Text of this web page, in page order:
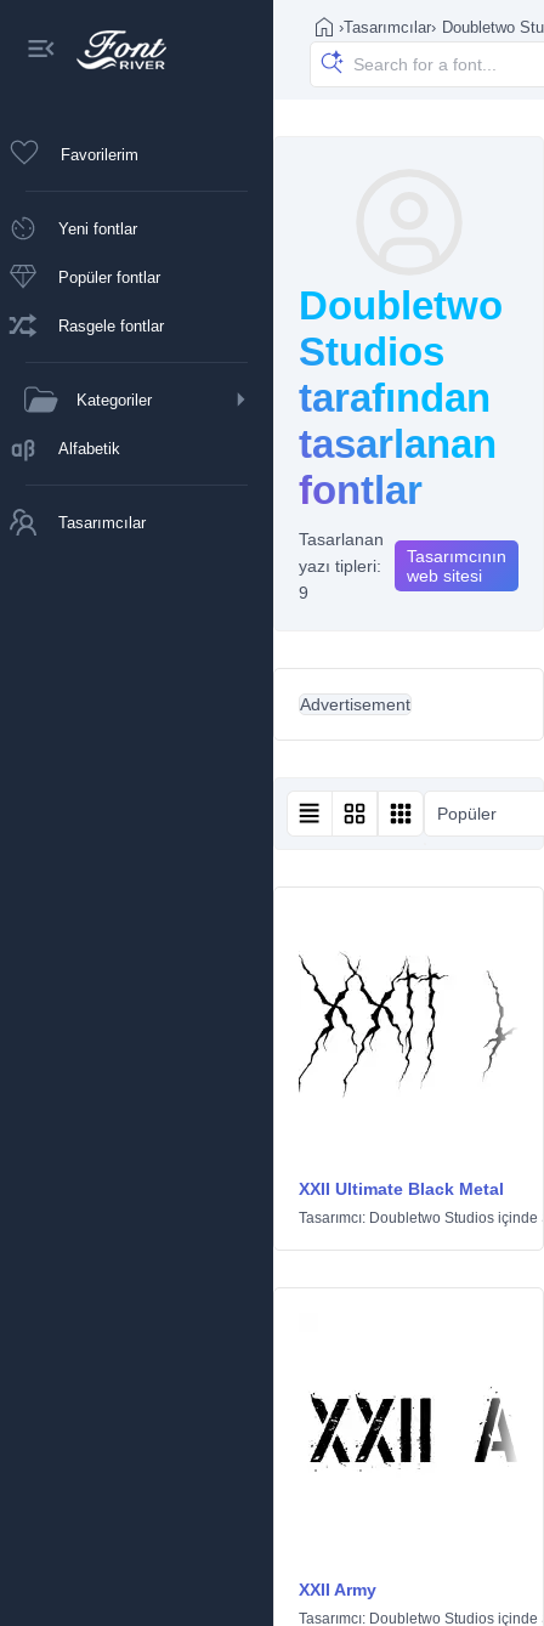
Favorilerim
Yeni fontlar
Popüler fontlar
Rasgele fontlar
Kategoriler
Alfabetik
Tasarımcılar
›Tasarımcılar› Doubletwo
Doubletwo
Studios
tarafından
tasarlanan
fontlar
Tasarlanan
yazı tipleri:
9
Tasarımcının
web sitesi
Advertisement
Popüler
XXII Ultimate Black Metal
Tasarımcı: Doubletwo Studios içinde
XXII Army
Tasarımcı: Doubletwo Studios içinde